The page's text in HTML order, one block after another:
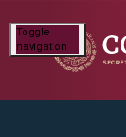
Toggle
navigation